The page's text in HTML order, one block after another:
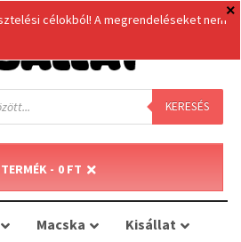
KERESÉS
0 FT
Macska Kisállat
célokból! A megrendeléseket nem